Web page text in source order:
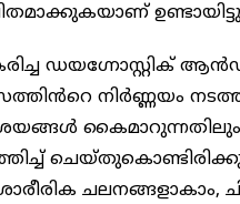
ഡയഗ്നോസ്റ്റിക്
നിർണ്ണയം
കൈമാറുന്നതിലും